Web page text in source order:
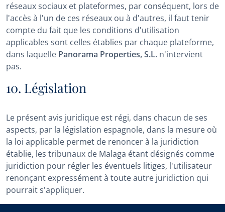
réseaux sociaux et plateformes, par conséquent, lors de
l'accès à l'un de ces réseaux ou à d'autres, il faut tenir
compte du fait que les conditions d'utilisation
applicables sont celles établies par chaque plateforme,
dans laquelle Panorama Properties, S.L. n'intervient
pas.
10. Législation
Le présent avis juridique est régi, dans chacun de ses
aspects, par la législation espagnole, dans la mesure où
la loi applicable permet de renoncer à la juridiction
établie, les tribunaux de Malaga étant désignés comme
juridiction pour régler les éventuels litiges, l'utilisateur
renonçant expressément à toute autre juridiction qui
pourrait s'appliquer.